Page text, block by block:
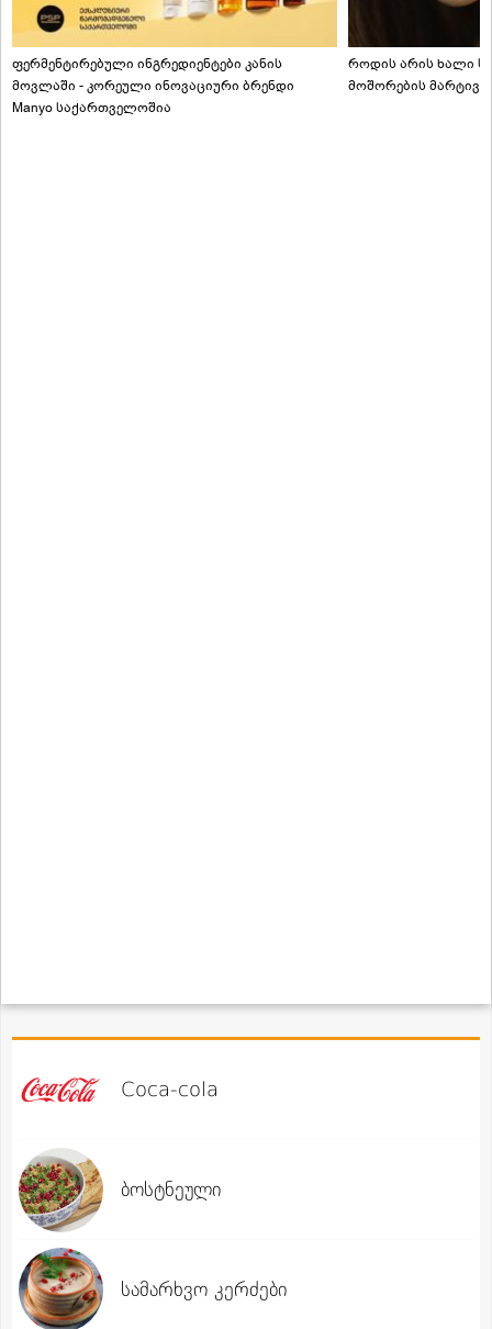
ფერმენტირებული ინგრედიენტები კანის
მოვლაში - კორეული ინოვაციური ბრენდი
Manyo საქართველოშია
როდის არის ხალი
მოშორების
Coca-cola
ბოსტნეული
სამარხვო კერძები